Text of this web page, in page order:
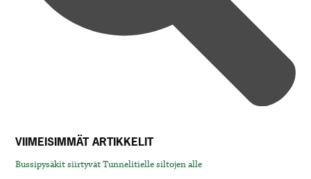
VIIMEISIMMÄT ARTIKKELIT
Bussipysäkit siirtyvät Tunnelitielle siltojen alle